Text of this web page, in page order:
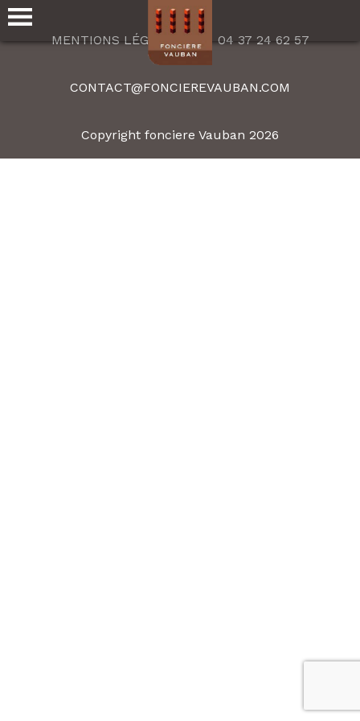
MENTIONS LÉGALES 04 37 24 62 57
CONTACT@FONCIEREVAUBAN.COM
Copyright fonciere Vauban 2026